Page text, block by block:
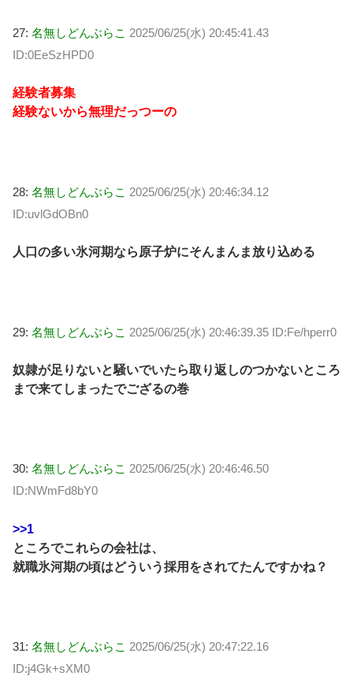
27: 名無しどんぶらこ 2025/06/25(水) 20:45:41.43
ID:0EeSzHPD0
経験者募集
経験ないから無理だっつーの
28: 名無しどんぶらこ 2025/06/25(水) 20:46:34.12
ID:uvlGdOBn0
人口の多い氷河期なら原子炉にそんまんま放り込める
29: 名無しどんぶらこ 2025/06/25(水) 20:46:39.35 ID:Fe/hperr0
奴隷が足りないと騒いでいたら取り返しのつかないところ
まで来てしまったでござるの巻
30: 名無しどんぶらこ 2025/06/25(水) 20:46:46.50
ID:NWmFd8bY0
>>1
ところでこれらの会社は、
就職氷河期の頃はどういう採用をされてたんですかね？
31: 名無しどんぶらこ 2025/06/25(水) 20:47:22.16
ID:j4Gk+sXM0